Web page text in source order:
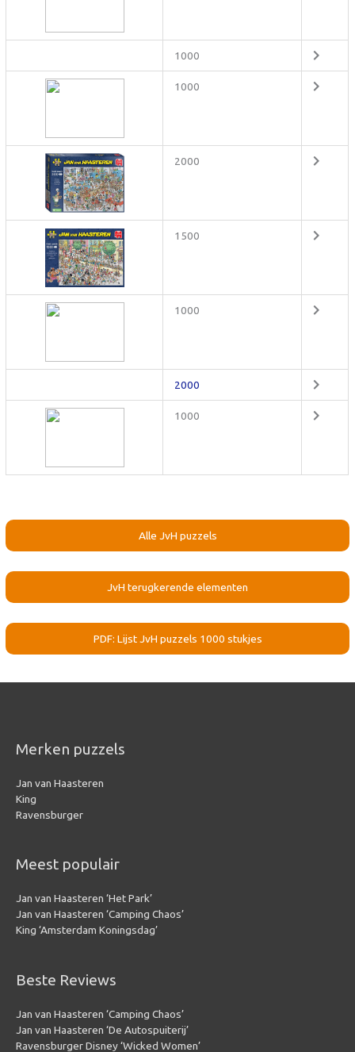
1000
1000
2000
1500
1000
2000
1000
Alle JvH puzzels
JvH terugkerende elementen
PDF: Lijst JvH puzzels 1000 stukjes
Merken puzzels
Jan van Haasteren
King
Ravensburger
Meest populair
Jan van Haasteren ‘Het Park’
Jan van Haasteren ‘Camping Chaos’
King ‘Amsterdam Koningsdag’
Beste Reviews
Jan van Haasteren ‘Camping Chaos’
Jan van Haasteren ‘De Autospuiterij’
Ravensburger Disney ‘Wicked Women’